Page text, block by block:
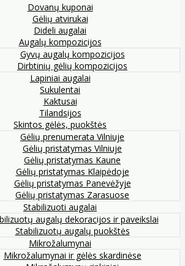
Dovanų kuponai
Gėlių atvirukai
Dideli augalai
Augalų kompozicijos
Gyvų augalų kompozicijos
Dirbtinių gėlių kompozicijos
Lapiniai augalai
Sukulentai
Kaktusai
Tilandsijos
Skintos gėlės, puokštės
Gėlių prenumerata Vilniuje
Gėlių pristatymas Vilniuje
Gėlių pristatymas Kaune
Gėlių pristatymas Klaipėdoje
Gėlių pristatymas Panevėžyje
Gėlių pristatymas Zarasuose
Stabilizuoti augalai
augalų dekoracijos ir paveikslai
Stabilizuotų augalų puokštės
Mikrožalumynai
Mikrožalumynai ir gėlės skardinėse